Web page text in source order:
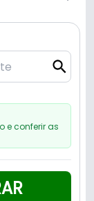
e conferir as